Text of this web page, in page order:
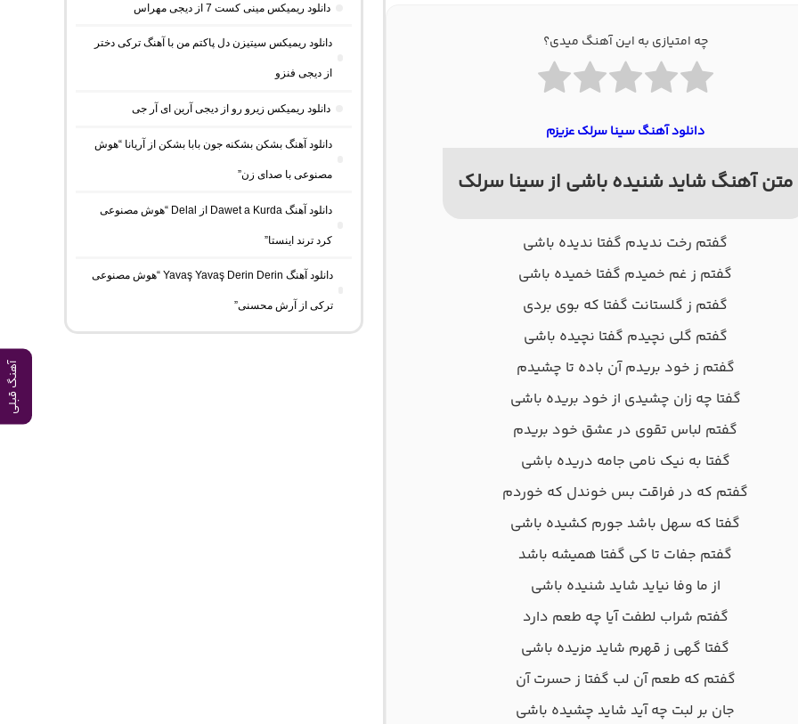
آهنگ قبلی
چه امتیازی به این آهنگ میدی؟
دانلود آهنگ سینا سرلک عزیزم
متن آهنگ شاید شنیده باشی از سینا سرلک
گفتم رخت ندیدم گفتا ندیده باشی
گفتم ز غم خمیدم گفتا خمیده باشی
گفتم ز گلستانت گفتا که بوی بردی
گفتم گلی نچیدم گفتا نچیده باشی
گفتم ز خود بریدم آن باده تا چشیدم
گفتا چه زان چشیدی از خود بریده باشی
گفتم لباس تقوی در عشق خود بریدم
گفتا به نیک نامی جامه دریده باشی
گفتم که در فراقت بس خوندل که خوردم
گفتا که سهل باشد جورم کشیده باشی
گفتم جفات تا کی گفتا همیشه باشد
از ما وفا نیاید شاید شنیده باشی
گفتم شراب لطفت آیا چه طعم دارد
گفتا گهی ز قهرم شاید مزیده باشی
گفتم که طعم آن لب گفتا ز حسرت آن
جان بر لبت چه آید شاید چشیده باشی
دانلود ریمیکس مینی کست 7 از دیجی مهراس
دانلود ریمیکس سیتیزن دل پاکتم من با آهنگ ترکی دختر
از دیجی فنزو
دانلود ریمیکس زیرو رو از دیجی آرین ای آر جی
دانلود آهنگ بشکن بشکنه جون بابا بشکن از آریانا “هوش
مصنوعی با صدای زن”
دانلود آهنگ Dawet a Kurda از Delal “هوش مصنوعی
کرد ترند اینستا”
دانلود آهنگ Yavaş Yavaş Derin Derin “هوش مصنوعی
ترکی از آرش محسنی”